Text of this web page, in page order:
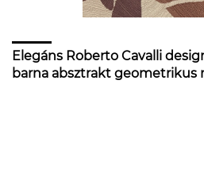
Elegáns Roberto Cavalli
barna absztrakt geometrikus